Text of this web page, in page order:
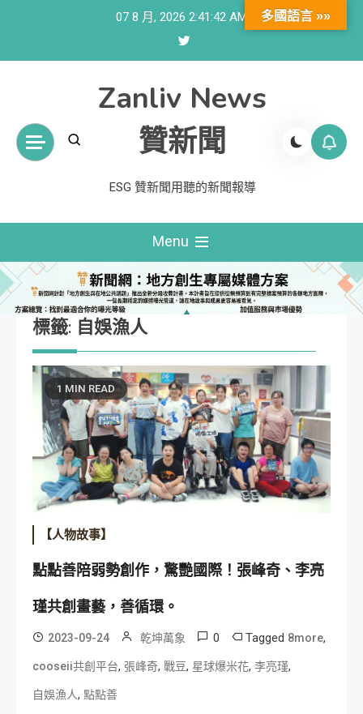
07 8 月, 2026 2:41:43 AM
Zanliv News
贊新聞
ESG 贊新聞用聽的新聞報導
Menu
標籤: 自娛漁人
1 MIN READ
【人物故事】
點點善陪弱勢創作，驚艷國際！張峰奇、李亮
瑾共創畫藝，善循環。
2023-09-24 乾坤萬象 0 Tagged 8more,
cooseii共創平台, 張峰奇, 戰豆, 星球爆米花, 李亮瑾,
自娛漁人, 點點善
多國語言 »»